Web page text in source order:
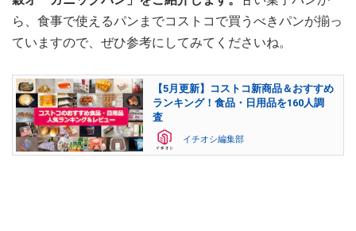
ら、食事で使えるパンまでコストコで買うべきパンが揃っ
ていますので、ぜひ参考にしてみてくださいね。
【5月更新】コストコ新商品＆おすすめ
ランキング！食品・日用品を160人調
査
イチオシ編集部